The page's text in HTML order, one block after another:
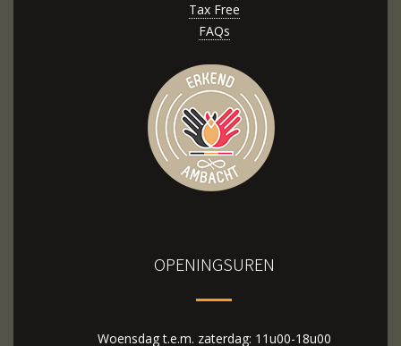
Tax Free
FAQs
OPENINGSUREN
Woensdag t.e.m. zaterdag: 11u00-18u00